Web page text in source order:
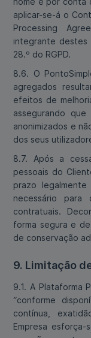
aplicar-se-á o
Processing
integrante destes
28.º do RGPD.
8.6. O
agregados
efeitos de
assegurando
anonimizados e
dos seus
8.7. Após a
pessoais do
prazo
necessário para
contratuais.
forma segura e
de conservação
9. Limitação
9.1. A Plataforma
“conforme
contínua,
Empresa esforça-